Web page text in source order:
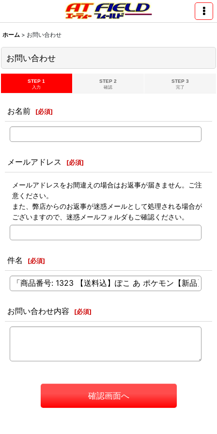
ホーム > お問い合わせ
お問い合わせ
STEP 1
入力
STEP 2
確認
STEP 3
完了
お名前 [必須]
メールアドレス [必須]
メールアドレスをお間違えの場合はお返事が届きません。ご注
意ください。
また、弊店からのお返事が迷惑メールとして処理される場合が
ございますので、迷惑メールフォルダもご確認ください。
件名 [必須]
お問い合わせ内容 [必須]
確認画面へ